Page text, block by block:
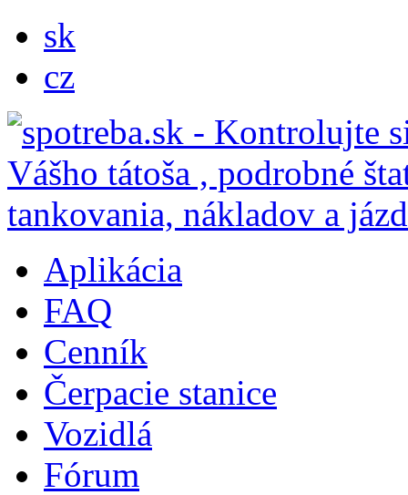
sk
cz
Aplikácia
FAQ
Cenník
Čerpacie stanice
Vozidlá
Fórum